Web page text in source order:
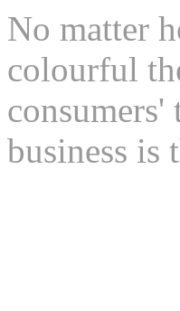
No matter
colourful
business is